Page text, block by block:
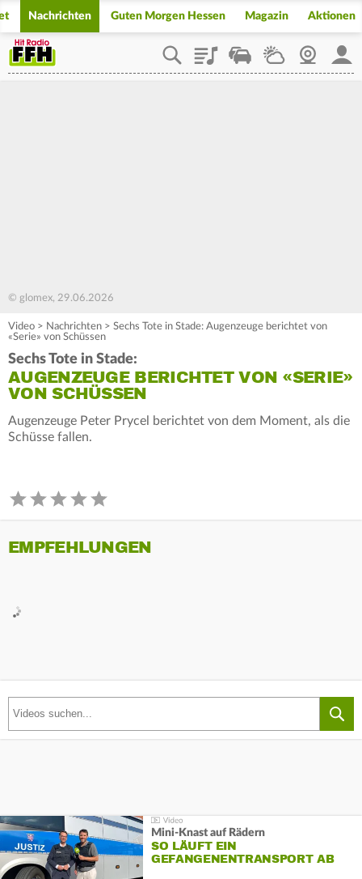
Nachrichten Guten Morgen Hessen Magazin Aktionen
PlaylistStaupilotWetterWebcam
© glomex, 29.06.2026
Video > Nachrichten > Sechs Tote in Stade: Augenzeuge berichtet von
«Serie» von Schüssen
Sechs Tote in Stade:
AUGENZEUGE BERICHTET VON «SERIE»
VON SCHÜSSEN
Augenzeuge Peter Prycel berichtet von dem Moment, als die
Schüsse fallen.
EMPFEHLUNGEN
Mini-Knast auf Rädern
SO LÄUFT EIN
GEFANGENENTRANSPORT AB